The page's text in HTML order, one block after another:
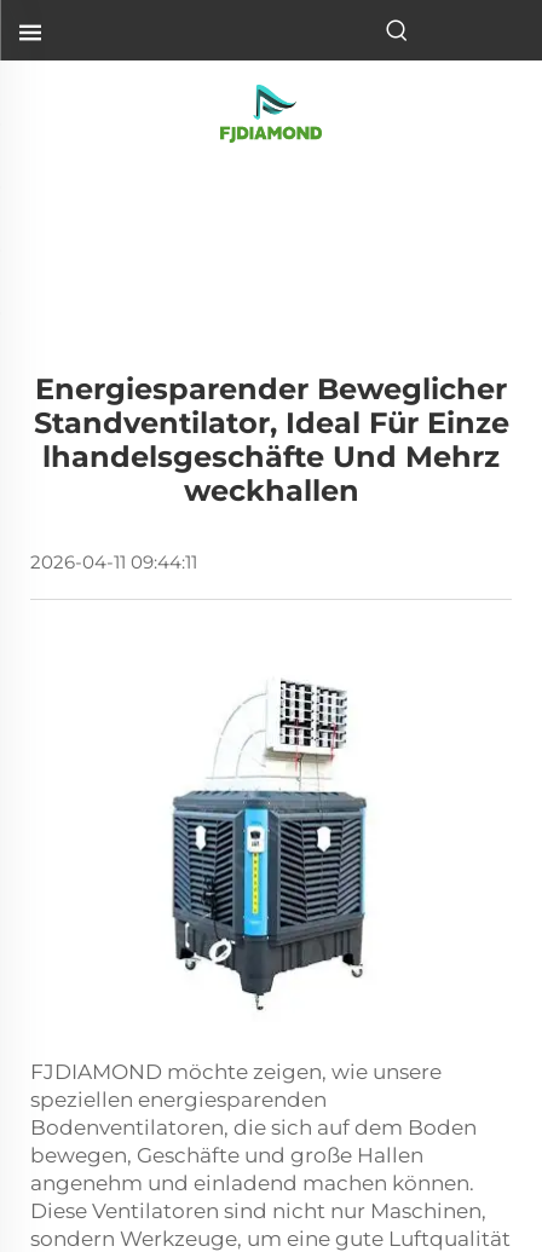
Energiesparender Beweglicher
Standventilator, Ideal Für Einze
Lhandelsgeschäfte Und Mehrz
Weckhallen
2026-04-11 09:44:11
FJDIAMOND möchte zeigen, wie unsere
speziellen energiesparenden
Bodenventilatoren, die sich auf dem Boden
bewegen, Geschäfte und große Hallen
angenehm und einladend machen können.
Diese Ventilatoren sind nicht nur Maschinen,
sondern Werkzeuge, um eine gute Luftqualität